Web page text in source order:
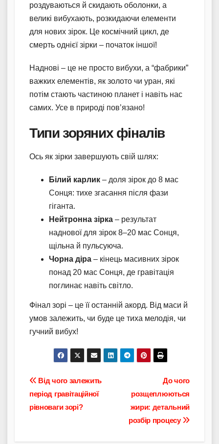
роздуваються й скидають оболонки, а
великі вибухають, розкидаючи елементи
для нових зірок. Це космічний цикл, де
смерть однієї зірки – початок іншої!
Наднові – це не просто вибухи, а “фабрики”
важких елементів, як золото чи уран, які
потім стають частиною планет і навіть нас
самих. Усе в природі пов’язано!
Типи зоряних фіналів
Ось як зірки завершують свій шлях:
Білий карлик – доля зірок до 8 мас
Сонця: тихе згасання після фази
гіганта.
Нейтронна зірка – результат
наднової для зірок 8–20 мас Сонця,
щільна й пульсуюча.
Чорна діра – кінець масивних зірок
понад 20 мас Сонця, де гравітація
поглинає навіть світло.
Фінал зорі – це її останній акорд. Від маси й
умов залежить, чи буде це тиха мелодія, чи
гучний вибух!
Навігація
записів
До чого
розщеплюються
жири: детальний
розбір процесу
Від чого залежить
період гравітаційної
рівноваги зорі?